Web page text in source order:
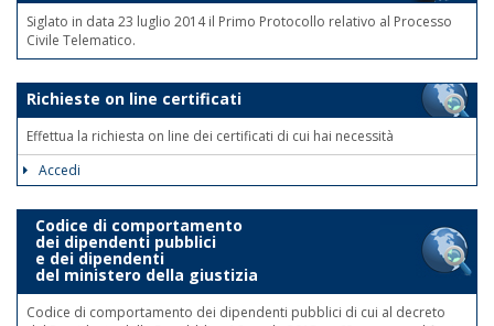
Siglato in data 23 luglio 2014 il Primo Protocollo relativo al Processo
Civile Telematico.
Richieste on line certificati
Effettua la richiesta on line dei certificati di cui hai necessità
Accedi
Codice di comportamento
dei dipendenti pubblici
e dei dipendenti
del ministero della giustizia
Codice di comportamento dei dipendenti pubblici di cui al decreto